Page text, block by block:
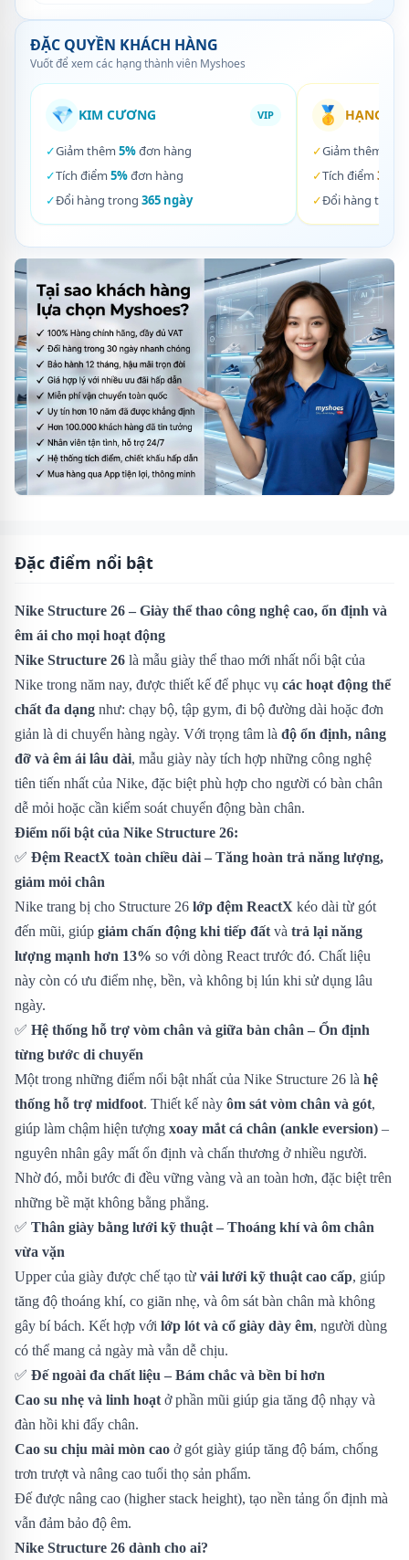
ĐẶC QUYỀN KHÁCH HÀNG
Vuốt để xem các hạng thành viên Myshoes
💎 KIM CƯƠNG VIP
✓Giảm thêm 5%đơn hàng
✓Tích điểm 5%đơn hàng
✓Đổi hàng trong 365 ngày
🥇 HẠNG
✓Giảm thêm
✓Tích điểm 3%
✓Đổi hàng trong
Đặc điểm nổi bật
Nike Structure 26 – Giày thể thao công nghệ cao, ổn định và
êm ái cho mọi hoạt động
Nike Structure 26 là mẫu giày thể thao mới nhất nổi bật của
Nike trong năm nay, được thiết kế để phục vụ các hoạt động thể
chất đa dạng như: chạy bộ, tập gym, đi bộ đường dài hoặc đơn
giản là di chuyển hàng ngày. Với trọng tâm là độ ổn định, nâng
đỡ và êm ái lâu dài, mẫu giày này tích hợp những công nghệ
tiên tiến nhất của Nike, đặc biệt phù hợp cho người có bàn chân
dễ mỏi hoặc cần kiểm soát chuyển động bàn chân.
Điểm nổi bật của Nike Structure 26:
✅ Đệm ReactX toàn chiều dài – Tăng hoàn trả năng lượng,
giảm mỏi chân
Nike trang bị cho Structure 26 lớp đệm ReactX kéo dài từ gót
đến mũi, giúp giảm chấn động khi tiếp đất và trả lại năng
lượng mạnh hơn 13% so với dòng React trước đó. Chất liệu
này còn có ưu điểm nhẹ, bền, và không bị lún khi sử dụng lâu
ngày.
✅ Hệ thống hỗ trợ vòm chân và giữa bàn chân – Ổn định
từng bước di chuyển
Một trong những điểm nổi bật nhất của Nike Structure 26 là hệ
thống hỗ trợ midfoot. Thiết kế này ôm sát vòm chân và gót,
giúp làm chậm hiện tượng xoay mắt cá chân (ankle eversion) –
nguyên nhân gây mất ổn định và chấn thương ở nhiều người.
Nhờ đó, mỗi bước đi đều vững vàng và an toàn hơn, đặc biệt trên
những bề mặt không bằng phẳng.
✅ Thân giày bằng lưới kỹ thuật – Thoáng khí và ôm chân
vừa vặn
Upper của giày được chế tạo từ vải lưới kỹ thuật cao cấp, giúp
tăng độ thoáng khí, co giãn nhẹ, và ôm sát bàn chân mà không
gây bí bách. Kết hợp với lớp lót và cổ giày dày êm, người dùng
có thể mang cả ngày mà vẫn dễ chịu.
✅ Đế ngoài đa chất liệu – Bám chắc và bền bỉ hơn
Cao su nhẹ và linh hoạt ở phần mũi giúp gia tăng độ nhạy và
đàn hồi khi đẩy chân.
Cao su chịu mài mòn cao ở gót giày giúp tăng độ bám, chống
trơn trượt và nâng cao tuổi thọ sản phẩm.
Đế được nâng cao (higher stack height), tạo nền tảng ổn định mà
vẫn đảm bảo độ êm.
Nike Structure 26 dành cho ai?